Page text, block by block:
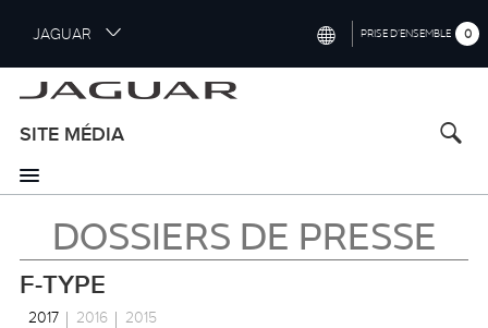
i
p
o
m
a
c
o
JAGUAR
GERMANY (DEUTSCH)
PRISE D’ENSEMBLE 0
SITE MÉDIA
DOSSIERS DE PRESSE
F-TYPE
2017 2016 2015